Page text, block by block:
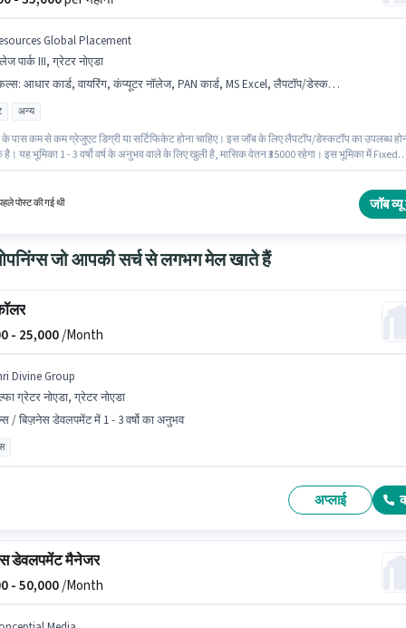
Global Placement
पार्क III, ग्रेटर नोएडा
: आधार कार्ड, वायरिंग, कंप्यूटर नॉलेज, PAN कार्ड, MS Excel, लैपटॉप/डेस्कटॉप, बैंक अकाउंट, कोल्ड कॉलिंग, लीड जनरेशन
अन्य
पास कम से कम ग्रेजुएट डिग्री या सर्टिफिकेट होना चाहिए। इस जॉब के लिए लैपटॉप/डेस्कटॉप का उपलब्ध
यह भूमिका 1 - 3 वर्षो वर्ष के अनुभव वाले के लिए खुली है, मासिक वेतन ₹35000 रहेगा। इस भूमिका में Fixed
वायरिंग होना अनिवार्य है।
पोस्ट की गई थी जॉब
जो आपकी सर्च से लगभग मेल खाते हैं
- 25,000/Month
Divine Group
ग्रेटर नोएडा, ग्रेटर नोएडा
/ बिज़नेस डेवलपमेंट में 1 - 3 वर्षो का अनुभव
अप्लाई
डेवलपमेंट मैनेजर
-50,000/Month